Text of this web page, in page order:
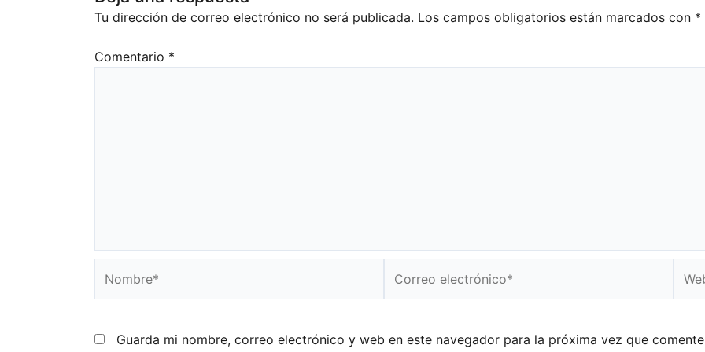
Tu dirección de correo electrónico no será publicada. Los campos obligatorios están marcados con *
Comentario *
electrónico*
Guarda mi nombre, correo electrónico y web en este navegador para la próxima vez que